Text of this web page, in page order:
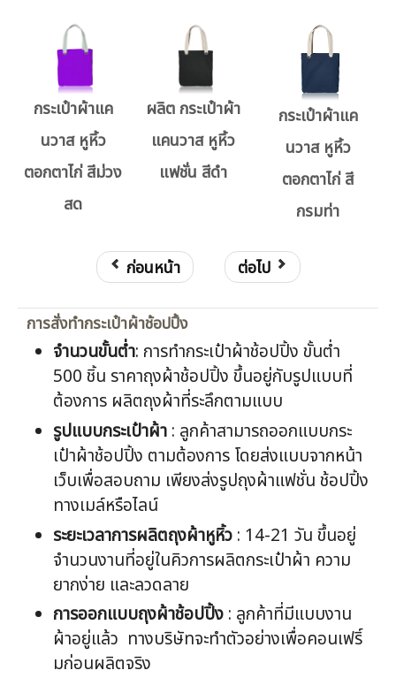
กระเป๋าผ้าแค
นวาส หูหิ้ว
ตอกตาไก่ สีม่วง
สด
ผลิต กระเป๋าผ้า
แคนวาส หูหิ้ว
แฟชั่น สีดำ
กระเป๋าผ้าแค
นวาส หูหิ้ว
ตอกตาไก่ สี
กรมท่า
ก่อนหน้า ต่อไป
การสั่งทำกระเป๋าผ้าช้อปปิ้ง
จำนวนขั้นต่ำ: การทำกระเป๋าผ้าช้อปปิ้ง ขั้นต่ำ
500 ชิ้น ราคาถุงผ้าช้อปปิ้ง ขึ้นอยู่กับรูปแบบที่
ต้องการ ผลิตถุงผ้าที่ระลึกตามแบบ
รูปแบบกระเป๋าผ้า : ลูกค้าสามารถออกแบบกระ
เป๋าผ้าช้อปปิ้ง ตามต้องการ โดยส่งแบบจากหน้า
เว็บเพื่อสอบถาม เพียงส่งรูปถุงผ้าแฟชั่น ช้อปปิ้ง
ทางเมล์หรือไลน์
ระยะเวลาการผลิตถุงผ้าหูหิ้ว : 14-21 วัน ขึ้นอยู่
จำนวนงานที่อยู่ในคิวการผลิตกระเป๋าผ้า ความ
ยากง่าย และลวดลาย
การออกแบบถุงผ้าช้อปปิ้ง : ลูกค้าที่มีแบบงาน
ผ้าอยู่แล้ว ทางบริษัทจะทำตัวอย่างเพื่อคอนเฟริ์
มก่อนผลิตจริง